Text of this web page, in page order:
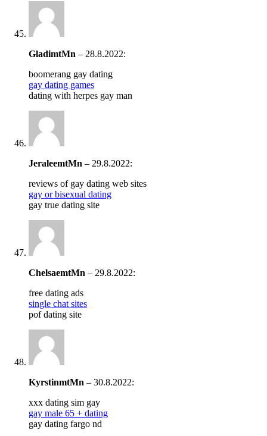
GladimtMn – 28.8.2022:
boomerang gay dating
gay dating games
dating with herpes gay man
JeraleemtMn – 29.8.2022:
reviews of gay dating web sites
gay or bisexual dating
gay true dating site
ChelsaemtMn – 29.8.2022:
free dating ads
single chat sites
pof dating site
KyrstinmtMn – 30.8.2022:
xxx dating sim gay
gay male 65 + dating
gay dating fargo nd